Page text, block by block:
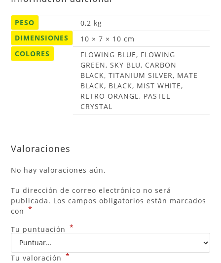
PESO
0,2 kg
DIMENSIONES
10 × 7 × 10 cm
COLORES
FLOWING BLUE, FLOWING
GREEN, SKY BLU, CARBON
BLACK, TITANIUM SILVER, MATE
BLACK, BLACK, MIST WHITE,
RETRO ORANGE, PASTEL
CRYSTAL
Valoraciones
No hay valoraciones aún.
Tu dirección de correo electrónico no será
publicada. Los campos obligatorios están marcados
con *
Tu puntuación *
Tu valoración *